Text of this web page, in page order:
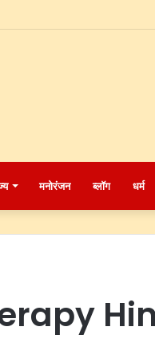
मनोरंजन ब्लॉग धर्म